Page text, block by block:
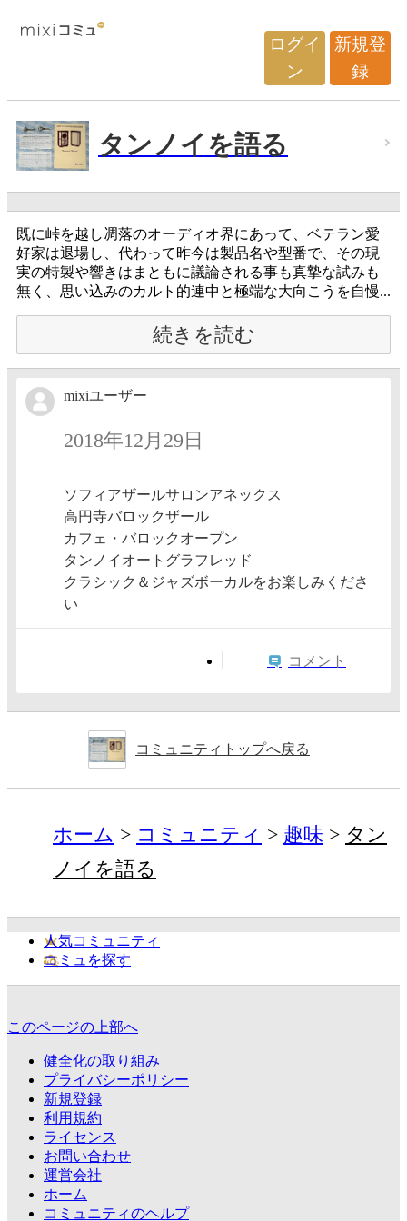
ログイ
ン
新規登
録
タンノイを語る
既に峠を越し凋落のオーディオ界にあって、ベテラン愛
好家は退場し、代わって昨今は製品名や型番で、その現
実の特製や響きはまともに議論される事も真摯な試みも
無く、思い込みのカルト的連中と極端な大向こうを自慢...
続きを読む
mixiユーザー
2018年12月29日
ソフィアザールサロンアネックス
高円寺バロックザール
カフェ・バロックオープン
タンノイオートグラフレッド
クラシック＆ジャズボーカルをお楽しみくださ
い
コメント
コミュニティトップへ戻る
ホーム コミュニティ 趣味
タン
ノイを語る
人気コミュニティ
コミュを探す
このページの上部へ
健全化の取り組み
プライバシーポリシー
新規登録
利用規約
ライセンス
お問い合わせ
運営会社
ホーム
コミュニティのヘルプ